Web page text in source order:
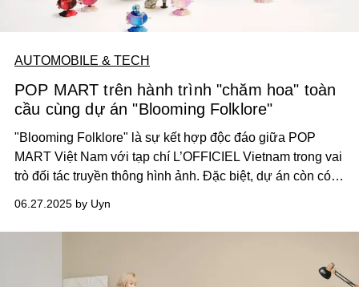
AUTOMOBILE & TECH
POP MART trên hành trình "chăm hoa" toàn
cầu cùng dự án "Blooming Folklore"
"Blooming Folklore" là sự kết hợp độc đáo giữa POP
MART Việt Nam với tạp chí L’OFFICIEL Vietnam trong vai
trò đối tác truyền thông hình ảnh. Đặc biệt, dự án còn có
một thế hệ nghệ sĩ trẻ đương đại đang dẫn dắt thẩm mỹ
mới cho công chúng Việt Nam.
06.27.2025 by Uyn